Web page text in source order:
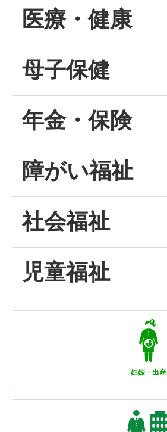
医療・健康
母子保健
年金・保険
障がい福祉
社会福祉
児童福祉
妊娠・出産